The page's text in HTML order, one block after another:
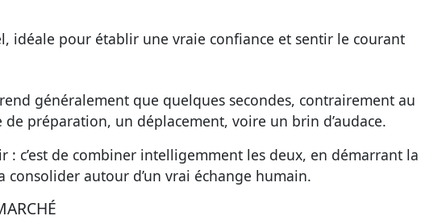
idéale pour établir une vraie confiance et sentir le courant
généralement que quelques secondes, contrairement au
préparation, un déplacement, voire un brin d’audace.
: c’est de combiner intelligemment les deux, en démarrant la
autour d’un vrai échange humain.